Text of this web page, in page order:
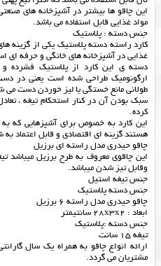
این چاقو ها بیشتر در آشپزخانه های
مواد غذایی قابل استفاده می باشد.
جنس دسته : پلاستیک
کارد راسته دسته پلاستیک یکی از گزینه
غذایی در آشپزخانه های خانگی و حرفه ای
دسته ی این کارد از پلاستیک فشرده
ارگونومیک طراحی شده است یعنی در
طولانی مانع خستگی یا لیز خوردن دست می
سبک بودن آن در کنار استحکام تیغه ،
کرده.
این کارد به خصوص برای آشپزهایی که به
هستند گزینه ای اقتصادی و قابل اعتماد به
چاقو حیدری مدل راسته ای برزیل
این چاقوی معروف به طرح برزیل
وقابل تیز شدن میباشد.
جنس تیغه استیل
جنس دسته پلاستیک
چاقو حیدری مدل راسته 6 برزیل
ابعاد : 28x3x2 سانتیمتر
جنس دسته :پلاستیک
تیغه 15 سانت
ارائه انواعچاقو به همراه یک سال
مشتریان می گردد.